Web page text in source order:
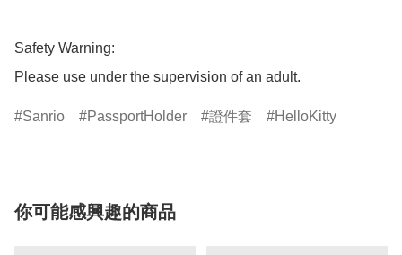
Safety Warning:
Please use under the supervision of an adult.
Sanrio PassportHolder 證件套 HelloKitty
你可能感興趣的商品